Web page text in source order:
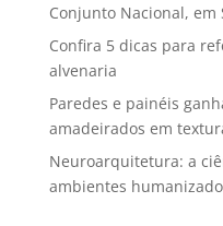
Conjunto Nacional, em
Confira 5 dicas para
alvenaria
Paredes e painéis
amadeirados em
Neuroarquitetura: a
ambientes